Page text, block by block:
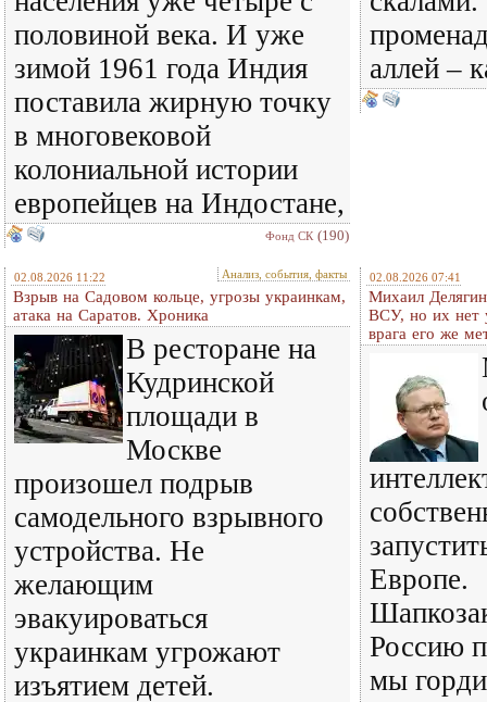
половиной века. И уже
зимой 1961 года Индия
поставила жирную точку
в многовековой
колониальной истории
европейцев на Индостане,
Фонд СК (190)
аллей –
02.08.2026 11:22 Анализ, события, факты
Взрыв на Садовом кольце, угрозы украинкам,
атака на Саратов. Хроника
В ресторане на
Кудринской
площади в
Москве
произошел подрыв
самодельного взрывного
устройства. Не
желающим
эвакуироваться
украинкам угрожают
изъятием детей.
02.08.2026 07:41
Михаил
ВСУ, но их нет
врага его же
Европе.
Россию
мы